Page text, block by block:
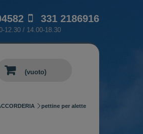
331 2186916
12.30 / 14.00-18.30
(vuoto)
pettine per alette